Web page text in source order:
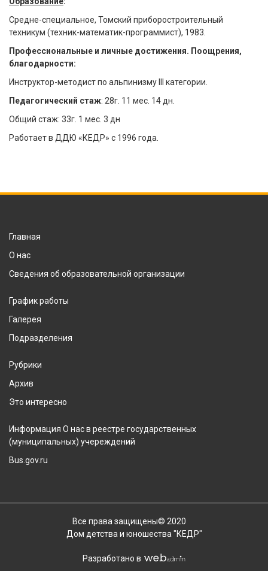
Средне-специальное, Томский приборостроительный
техникум (техник-математик-программист), 1983.
Профессиональные и личные достижения. Поощрения,
благодарности:
Инструктор-методист по альпинизму III категории.
Педагогический стаж: 28г. 11 мес. 14 дн.
Общий стаж: 33г. 1 мес. 3 дн
Работает в ДДЮ «КЕДР» с 1996 года.
Главная
О нас
Сведения об образовательной организации
График работы
Галерея
Подразделения
Рубрики
Архив
Это интересно
Информация О нас в реестре государственных
(муниципальных) учереждений
Bus.gov.ru
Все права защищены© 2020
Дом детства и юношества "КЕДР"
Разработано в